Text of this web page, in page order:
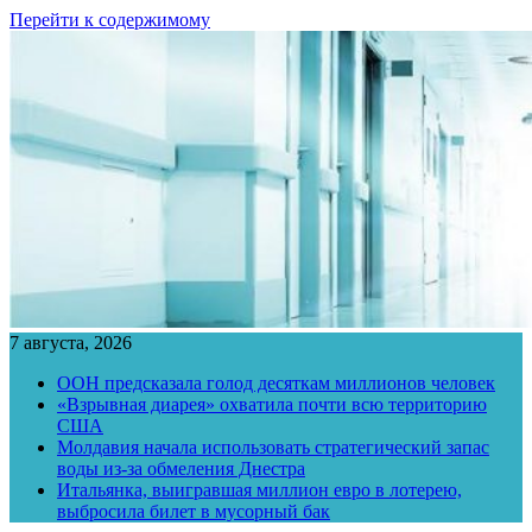
Перейти к содержимому
7 августа, 2026
ООН предсказала голод десяткам миллионов человек
«Взрывная диарея» охватила почти всю территорию
США
Молдавия начала использовать стратегический запас
воды из-за обмеления Днестра
Итальянка, выигравшая миллион евро в лотерею,
выбросила билет в мусорный бак